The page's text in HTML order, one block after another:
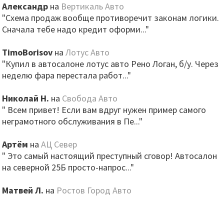
Александр на Вертикаль Авто
"Схема продаж вообще противоречит законам логики.
Сначала тебе надо кредит оформи..."
TimoBorisov наЛотус Авто
"Купил в автосалоне лотус авто Рено Логан, б/у. Через
неделю фара перестала работ..."
Николай Н. на Свобода Авто
" Всем привет! Если вам вдруг нужен пример самого
неграмотного обслуживания в Пе..."
Артём наАЦ Север
" Это самый настоящий преступный сговор! Автосалон
на северной 25Б просто-напрос..."
Матвей Л. на Ростов Город Авто